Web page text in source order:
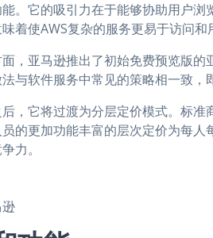
。它的吸引力在于能够协助用户浏
着使AWS复杂的服务更易于访问和
，亚马逊推出了初始免费预览版
与软件服务中常见的策略相一致，
，它将过渡为分层定价模式。标
的更加功能丰富的层次定价为每
力。